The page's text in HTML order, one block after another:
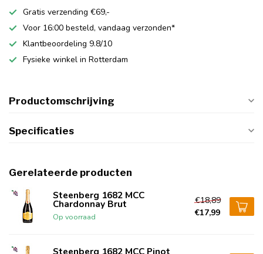
Gratis verzending €69,-
Voor 16:00 besteld, vandaag verzonden*
Klantbeoordeling 9.8/10
Fysieke winkel in Rotterdam
Productomschrijving
Specificaties
Gerelateerde producten
Steenberg 1682 MCC
Chardonnay Brut
Op voorraad
€18,89
€17,99
Steenberg 1682 MCC Pinot